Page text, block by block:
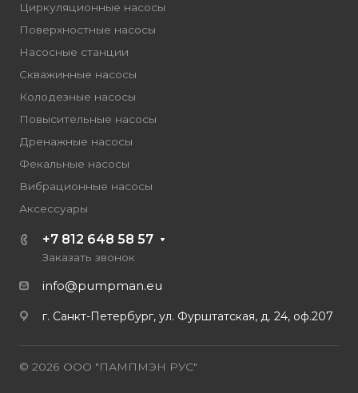
Циркуляционные насосы
Поверхностные насосы
Насосные станции
Скважинные насосы
Колодезные насосы
Повысительные насосы
Дренажные насосы
Фекальные насосы
Вибрационные насосы
Аксессуары
+7 812 648 58 57
Заказать звонок
info@pumpman.eu
г. Санкт-Петербург, ул. Фурштатская, д. 24, оф.207
© 2026 ООО "ПАМПМЭН РУС"